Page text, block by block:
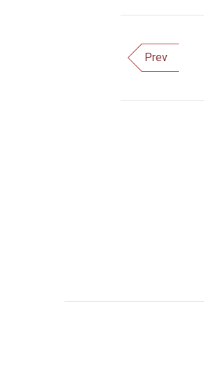
Prev